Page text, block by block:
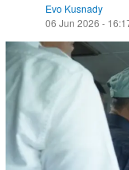
Evo Kusnady
06 Jun 2026 -